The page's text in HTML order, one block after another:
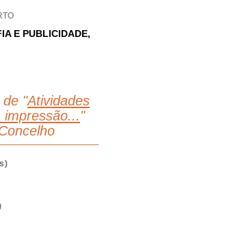
E PUBLICIDADE,
de "Atividades
"